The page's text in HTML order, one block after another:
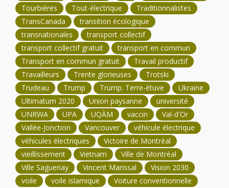
Tourbières
Tout-électrique
Traditionnalistes
TransCanada
transition écologique
transnationales
transport collectif
transport collectif gratuit
transport en commun
Transport en commun gratuit
Travail productif
Travailleurs
Trente glorieuses
Trotski
Trudeau
Trump Trump. Terre-étuve
Ukraine
Ultimatum 2020
Union paysanne
université
UNRWA
UPA UQÀM vaccin
Val-d'Or
Vallée-Jonction
Vancouver
véhicule électrique
véhicules électriques
Victoire de Montréal
vieillissement
Vietnam
Ville de Montréal
Ville Saguenay
Vincent Marissal
Vision 2030
voile
voile islamique
Voiture conventionnelle